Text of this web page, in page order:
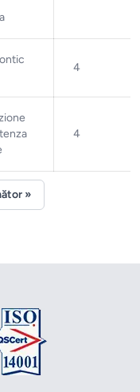
4
4
»